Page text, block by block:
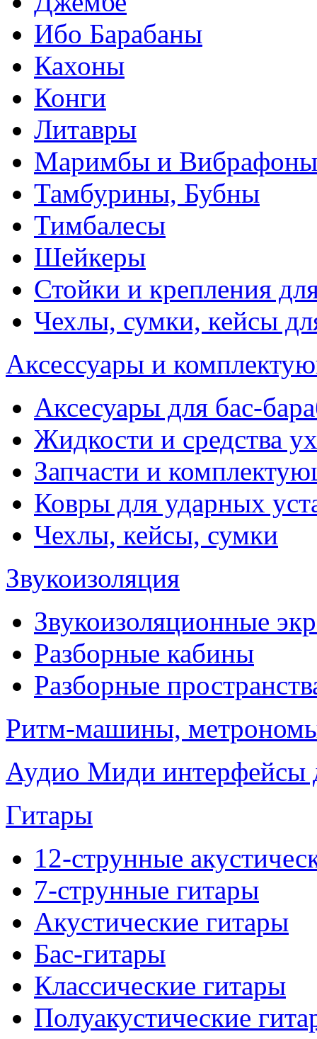
Ибо Барабаны
Кахоны
Конги
Литавры
Маримбы и Вибрафоны
Тамбурины, Бубны
Тимбалесы
Шейкеры
Стойки и крепления
Чехлы, сумки, кейсы
Аксессуары и
Аксесуары для бас-
Жидкости и средства
Запчасти и
Ковры для ударных
Чехлы, кейсы, сумки
Звукоизоляция
Звукоизоляционные
Разборные кабины
Разборные
Ритм-машины,
Аудио Миди интерфейсы
Гитары
12-струнные
7-струнные гитары
Акустические гитары
Бас-гитары
Классические гитары
Полуакустические